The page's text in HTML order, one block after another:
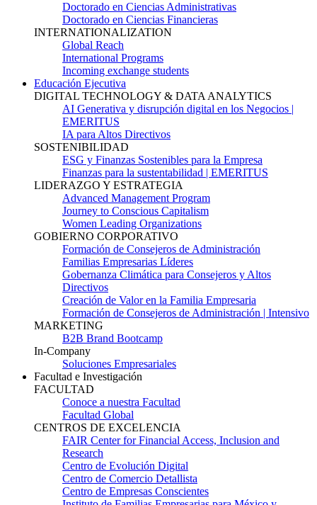
Doctorado en Ciencias Administrativas
Doctorado en Ciencias Financieras
INTERNATIONALIZATION
Global Reach
International Programs
Incoming exchange students
Educación Ejecutiva
DIGITAL TECHNOLOGY & DATA ANALYTICS
AI Generativa y disrupción digital en los Negocios |
EMERITUS
IA para Altos Directivos
SOSTENIBILIDAD
ESG y Finanzas Sostenibles para la Empresa
Finanzas para la sustentabilidad | EMERITUS
LIDERAZGO Y ESTRATEGIA
Advanced Management Program
Journey to Conscious Capitalism
Women Leading Organizations
GOBIERNO CORPORATIVO
Formación de Consejeros de Administración
Familias Empresarias Líderes
Gobernanza Climática para Consejeros y Altos
Directivos
Creación de Valor en la Familia Empresaria
Formación de Consejeros de Administración | Intensivo
MARKETING
B2B Brand Bootcamp
In-Company
Soluciones Empresariales
Facultad e Investigación
FACULTAD
Conoce a nuestra Facultad
Facultad Global
CENTROS DE EXCELENCIA
FAIR Center for Financial Access, Inclusion and
Research
Centro de Evolución Digital
Centro de Comercio Detallista
Centro de Empresas Conscientes